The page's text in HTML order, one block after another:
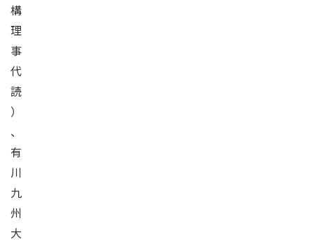
構
理
事
代
読
）
、
有
川
九
州
大